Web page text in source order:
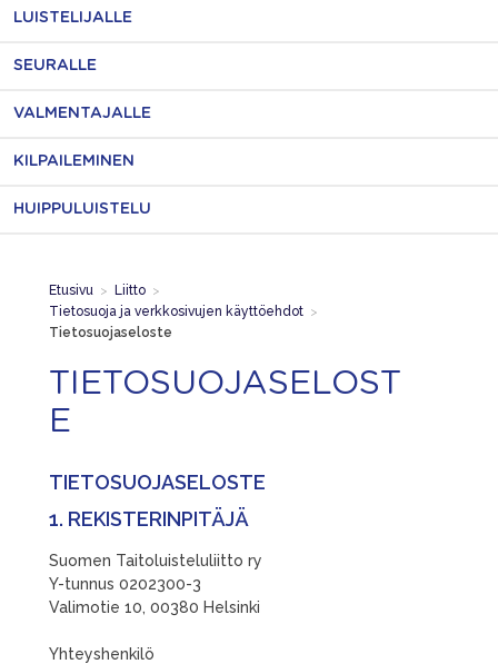
LUISTELIJALLE
SEURALLE
VALMENTAJALLE
KILPAILEMINEN
HUIPPULUISTELU
Etusivu > Liitto >
Tietosuoja ja verkkosivujen käyttöehdot >
Tietosuojaseloste
TIETOSUOJASELOST
E
TIETOSUOJASELOSTE
1. REKISTERINPITÄJÄ
Suomen Taitoluisteluliitto ry
Y-tunnus 0202300-3
Valimotie 10, 00380 Helsinki
Yhteyshenkilö